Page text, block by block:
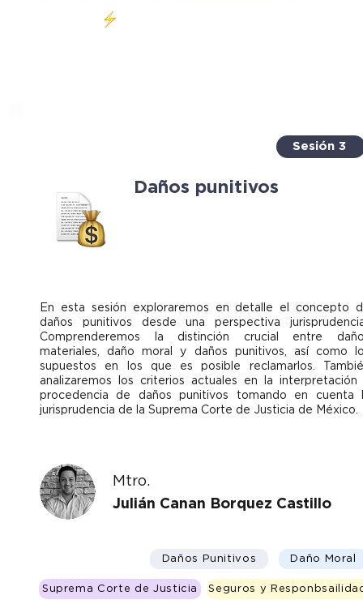
Sesión 3
Daños punitivos
En esta sesión exploraremos en detalle el concepto
daños punitivos desde una perspectiva
Comprenderemos la distinción crucial entre
materiales, daño moral y daños punitivos, así como
supuestos en los que es posible reclamarlos.
analizaremos los criterios actuales en la interpretación
procedencia de daños punitivos tomando en cuenta
jurisprudencia de la Suprema Corte de Justicia de México.
Mtro.
Julián Canan Borquez Castillo
Daños Punitivos Daño Moral
Suprema Corte de Justicia Seguros y